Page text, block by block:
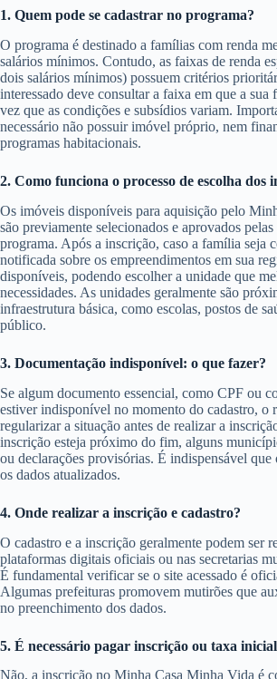
1. Quem pode se cadastrar no programa?
O programa é destinado a famílias com renda
salários mínimos. Contudo, as faixas de renda
dois salários mínimos) possuem critérios
interessado deve consultar a faixa em que a sua
vez que as condições e subsídios variam.
necessário não possuir imóvel próprio, nem
programas habitacionais.
2. Como funciona o processo de escolha dos
Os imóveis disponíveis para aquisição pelo
são previamente selecionados e aprovados
programa. Após a inscrição, caso a família seja
notificada sobre os empreendimentos em sua
disponíveis, podendo escolher a unidade que
necessidades. As unidades geralmente são
infraestrutura básica, como escolas, postos de
público.
3. Documentação indisponível: o que fazer?
Se algum documento essencial, como CPF ou
estiver indisponível no momento do cadastro, o
regularizar a situação antes de realizar a
inscrição esteja próximo do fim, alguns
ou declarações provisórias. É indispensável que
os dados atualizados.
4. Onde realizar a inscrição e cadastro?
O cadastro e a inscrição geralmente podem ser
plataformas digitais oficiais ou nas secretarias
É fundamental verificar se o site acessado é
Algumas prefeituras promovem mutirões que
no preenchimento dos dados.
5. É necessário pagar inscrição ou taxa
Não, a inscrição no Minha Casa Minha Vida é